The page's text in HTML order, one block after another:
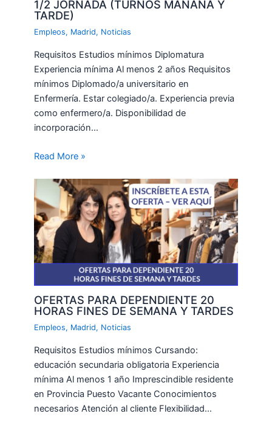
1/2 JORNADA (TURNOS MAÑANA Y
TARDE)
Empleos, Madrid, Noticias
Requisitos Estudios mínimos Diplomatura
Experiencia mínima Al menos 2 años Requisitos
mínimos Diplomado/a universitario en
Enfermería. Estar colegiado/a. Experiencia previa
como enfermero/a. Disponibilidad de
incorporación…
Read More »
OFERTAS PARA DEPENDIENTE 20
HORAS FINES DE SEMANA Y TARDES
Empleos, Madrid, Noticias
Requisitos Estudios mínimos Cursando:
educación secundaria obligatoria Experiencia
mínima Al menos 1 año Imprescindible residente
en Provincia Puesto Vacante Conocimientos
necesarios Atención al cliente Flexibilidad…